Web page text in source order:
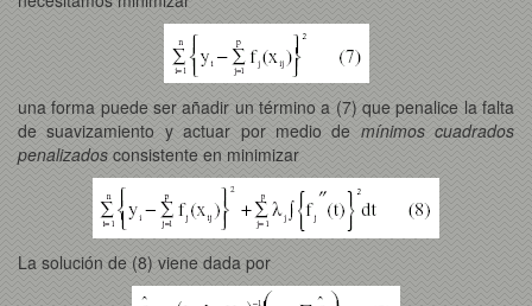
una forma puede ser añadir un término a (7) que penalice la falta
de suavizamiento y actuar por medio de mínimos cuadrados
penalizados consistente en minimizar
La solución de (8) viene dada por